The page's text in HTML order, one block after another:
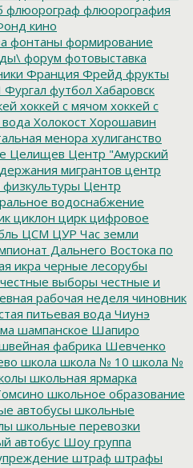
флюорограф флюорография
кино
фонтаны формирование
форум фотовыставка
Франция Фрейд фрукты
Фургал футбол Хабаровск
хоккей с мячом хоккей с
Холокост Хорошавин
менора хулиганство
Целищев Центр "Амурский
мигрантов центр
Центр
водоснабжение
циклон цирк цифровое
ЦСМ ЦУР Час земли
Дальнего Востока по
икра черные лесорубы
честные выборы честные и
рабочая неделя чиновник
питьевая вода Чиунэ
шампанское Шапиро
фабрика Шевченко
школа школа № 10 школа №
школьная ярмарка
школьное образование
автобусы школьные
школьные перевозки
автобус Шоу группа
штраф штрафы